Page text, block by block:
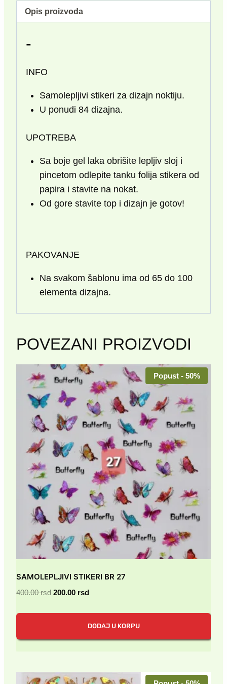
Opis proizvoda
-
INFO
Samolepljivi stikeri za dizajn noktiju.
U ponudi 84 dizajna.
UPOTREBA
Sa boje gel laka obrišite lepljiv sloj i
pincetom odlepite tanku folija stikera od
papira i stavite na nokat.
Od gore stavite top i dizajn je gotov!
PAKOVANJE
Na svakom šablonu ima od 65 do 100
elementa dizajna.
POVEZANI PROIZVODI
Popust - 50%
SAMOLEPLJIVI STIKERI BR 27
400.00rsd Originalna
400.00 rsd.
200.00 rsdTrenutna
200.00 rsd.
DODAJ U KORPU